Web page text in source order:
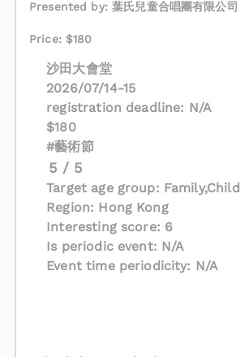
Presented by: 葉氏兒童合唱團有限公司
Price: $180
沙田大會堂
2026/07/14-15
registration deadline: N/A
$180
#藝術節
5 / 5
Target age group: Family,Child
Region: Hong Kong
Interesting score: 6
Is periodic event: N/A
Event time periodicity: N/A